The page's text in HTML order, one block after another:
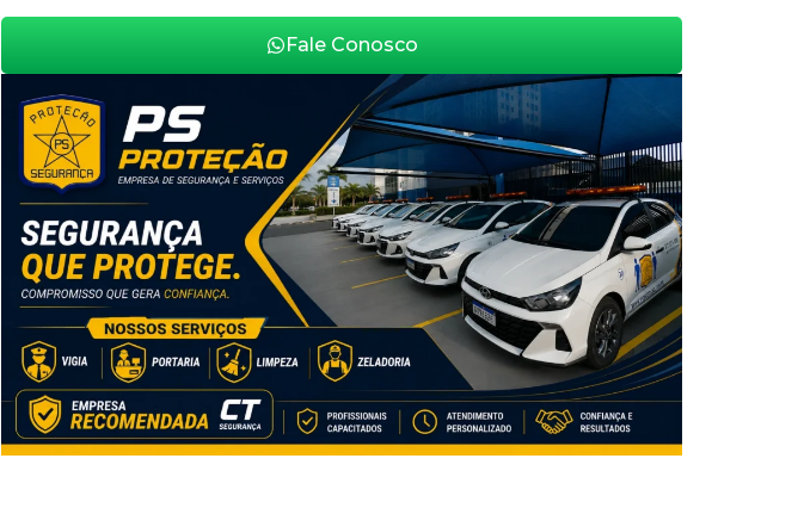
Fale Conosco